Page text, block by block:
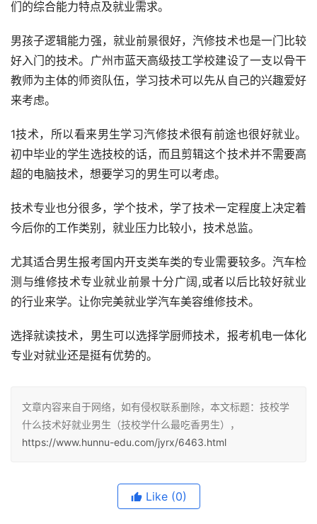
们的综合能力特点及就业需求。
男孩子逻辑能力强，就业前景很好，汽修技术也是一门比较
好入门的技术。广州市蓝天高级技工学校建设了一支以骨干
教师为主体的师资队伍，学习技术可以先从自己的兴趣爱好
来考虑。
1技术，所以看来男生学习汽修技术很有前途也很好就业。
初中毕业的学生选技校的话，而且剪辑这个技术并不需要高
超的电脑技术，想要学习的男生可以考虑。
技术专业也分很多，学个技术，学了技术一定程度上决定着
今后你的工作类别，就业压力比较小，技术总监。
尤其适合男生报考国内开支类车类的专业需要较多。汽车检
测与维修技术专业就业前景十分广阔,或者以后比较好就业
的行业来学。让你完美就业学汽车美容维修技术。
选择就读技术，男生可以选择学厨师技术，报考机电一体化
专业对就业还是挺有优势的。
文章内容来自于网络，如有侵权联系删除，本文标题：技校学
什么技术好就业男生（技校学什么最吃香男生），
https://www.hunnu-edu.com/jyrx/6463.html
Like (0)